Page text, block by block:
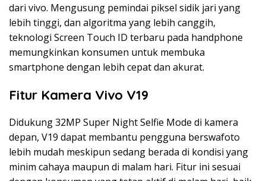
dari vivo. Mengusung pemindai piksel sidik jari yang
lebih tinggi, dan algoritma yang lebih canggih,
teknologi Screen Touch ID terbaru pada handphone
memungkinkan konsumen untuk membuka
smartphone dengan lebih cepat dan akurat.
Fitur Kamera Vivo V19
Didukung 32MP Super Night Selfie Mode di kamera
depan, V19 dapat membantu pengguna berswafoto
lebih mudah meskipun sedang berada di kondisi yang
minim cahaya maupun di malam hari. Fitur ini sesuai